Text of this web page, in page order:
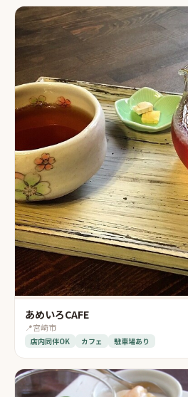
あめいろCAFE
📍宮崎市
店内同伴OK カフェ 駐車場あり